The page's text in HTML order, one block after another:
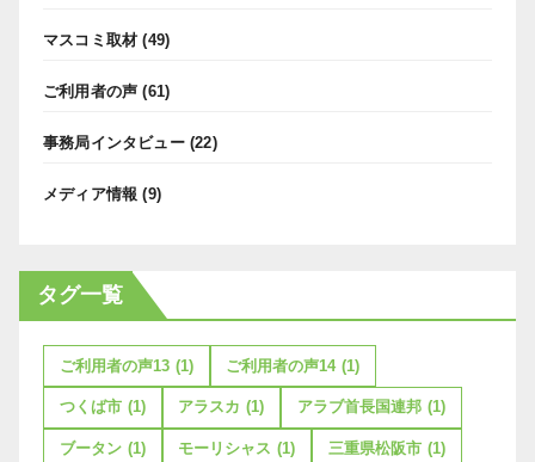
マスコミ取材 (49)
ご利用者の声 (61)
事務局インタビュー(22)
メディア情報 (9)
タグ一覧
ご利用者の声13 (1) ご利用者の声14 (1)
つくば市 (1) アラスカ (1) アラブ首長国連邦 (1)
ブータン (1) モーリシャス (1) 三重県松阪市 (1)